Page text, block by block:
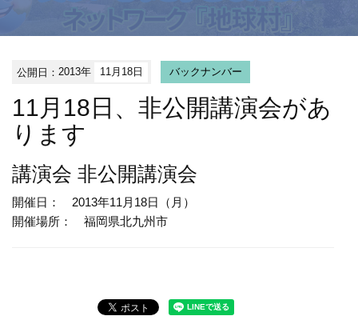
公開日：2013年 11月18日 バックナンバー
11月18日、非公開講演会があ
ります
講演会 非公開講演会
開催日： 2013年11月18日（月）
開催場所： 福岡県北九州市